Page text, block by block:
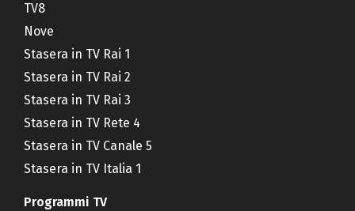
TV8
Nove
Stasera in TV Rai 1
Stasera in TV Rai 2
Stasera in TV Rai 3
Stasera in TV Rete 4
Stasera in TV Canale 5
Stasera in TV Italia 1
Programmi TV